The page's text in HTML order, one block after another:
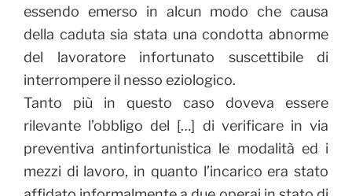
essendo emerso in alcun modo che causa
della caduta sia stata una condotta abnorme
del lavoratore infortunato suscettibile di
interrompere il nesso eziologico.
Tanto più in questo caso doveva essere
rilevante l’obbligo del […] di verificare in via
preventiva antinfortunistica le modalità ed i
mezzi di lavoro, in quanto l’incarico era stato